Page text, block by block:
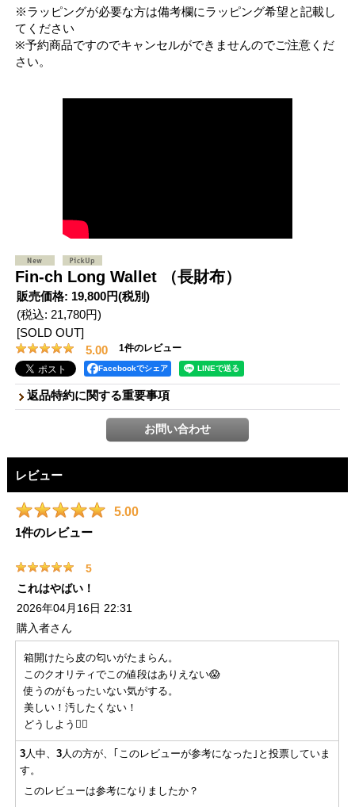
※ラッピングが必要な方は備考欄にラッピング希望と記載し
てください
※予約商品ですのでキャンセルができませんのでご注意くだ
さい。
Fin-ch Long Wallet （長財布）
販売価格: 19,800円(税別)
(税込: 21,780円)
[SOLD OUT]
5.00
1件のレビュー
Facebookでシェア
返品特約に関する重要事項
レビュー
5.00
1件のレビュー
5
これはやばい！
2026年04月16日 22:31
購入者さん
箱開けたら皮の匂いがたまらん。
このクオリティでこの値段はありえない😱
使うのがもったいない気がする。
美しい！汚したくない！
どうしよう😵‍💫
3 人中、3 人の方が、｢このレビューが参考になった｣と投票していま
す。
このレビューは参考になりましたか？